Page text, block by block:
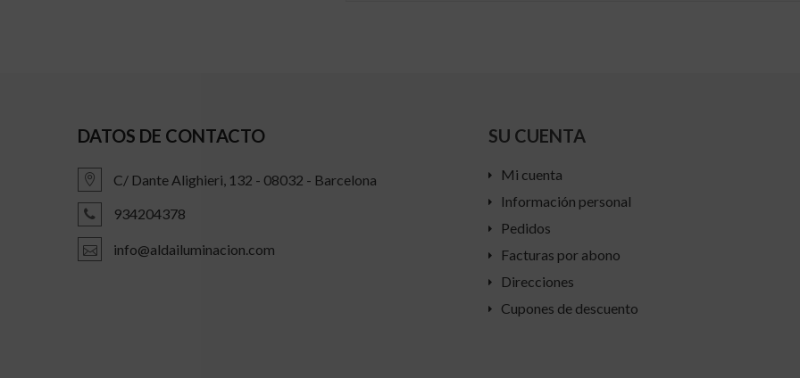
DATOS DE CONTACTO
C/ Dante Alighieri, 132 - 08032 - Barcelona
934204378
info@aldailuminacion.com
SU CUENTA
Mi cuenta
Información personal
Pedidos
Facturas por abono
Direcciones
Cupones de descuento